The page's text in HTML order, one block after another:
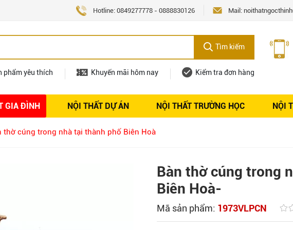
Hotline: 0849277778 - 0888830126 Mail:
Tìm kiếm
phẩm yêu thích Khuyến mãi hôm nay Kiểm tra đơn hàng
GIA ĐÌNH NỘI THẤT DỰ ÁN NỘI THẤT TRƯỜNG HỌC NỘI
thờ cúng trong nhà tại thành phố Biên Hoà
Bàn thờ cúng trong
Biên Hoà-
Mã sản phẩm: 1973VLPCN